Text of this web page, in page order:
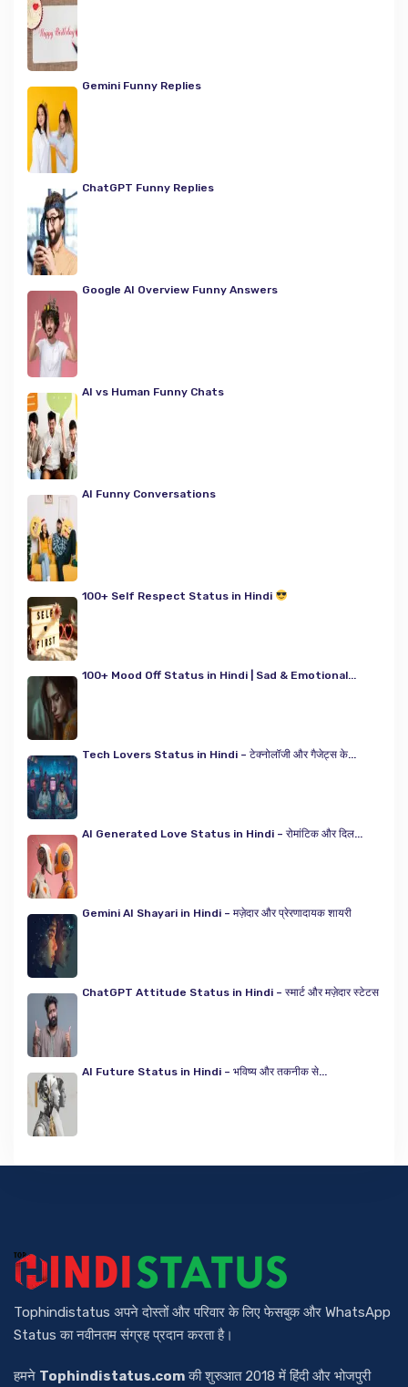
Gemini Funny Replies
ChatGPT Funny Replies
Google AI Overview Funny Answers
AI vs Human Funny Chats
AI Funny Conversations
100+ Self Respect Status in Hindi
100+ Mood Off Status in Hindi | Sad & Emotional...
Tech Lovers Status in Hindi – टेक्नोलॉजी और गैजेट्स के...
AI Generated Love Status in Hindi – रोमांटिक और दिल...
Gemini AI Shayari in Hindi – मज़ेदार और प्रेरणादायक शायरी
ChatGPT Attitude Status in Hindi – स्मार्ट और मज़ेदार स्टेटस
AI Future Status in Hindi – भविष्य और तकनीक से...
Tophindistatus अपने दोस्तों और परिवार के लिए फेसबुक और WhatsApp
Status का नवीनतम संग्रह प्रदान करता है।
हमने Tophindistatus.comकी शुरुआत 2018 में हिंदी और भोजपुरी